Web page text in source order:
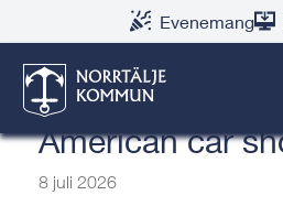
Evenemang
Norrtälje stad:
trafiken lördag
American car
8 juli 2026